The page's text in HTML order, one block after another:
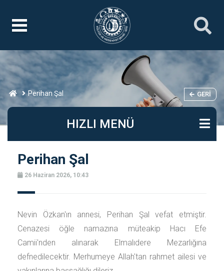
Perihan Şal GERI
HIZLI MENÜ
Perihan Şal
26 Haziran 2026, 10:43
Nevin Özkan'ın annesi, Perihan Şal vefat etmiştir.
Cenazesi öğle namazına müteakip Hacı Efe
Camii'nden alınarak Elmalıdere Mezarlığına
defnedilecektir. Merhumeye Allah'tan rahmet ailesi ve